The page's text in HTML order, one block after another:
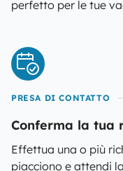
perfetto per le tue
PRESA DI CONTATTO
Conferma la tua
Effettua una o più
piacciono e attendi